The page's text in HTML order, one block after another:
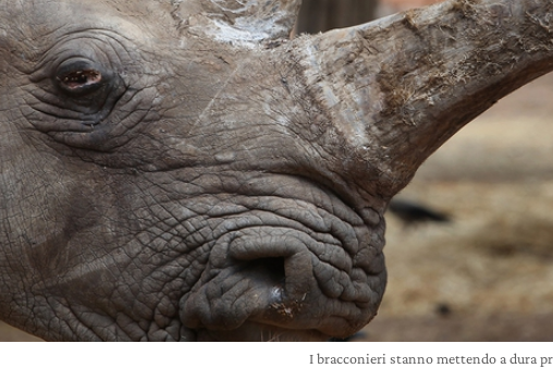
I bracconieri stanno mettendo a dura